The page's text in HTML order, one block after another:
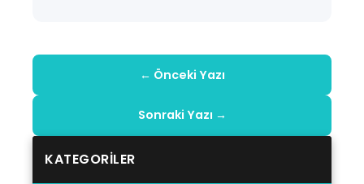
← Önceki Yazı
Sonraki Yazı →
KATEGORILER